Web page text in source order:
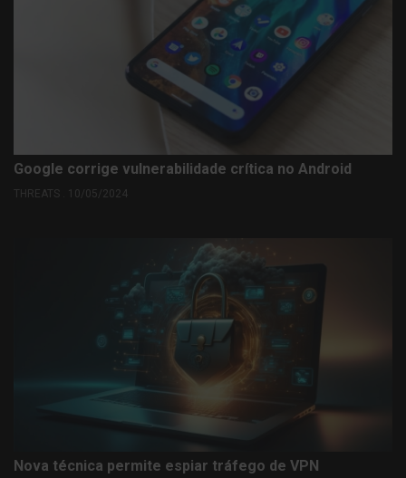
Google corrige vulnerabilidade crítica no Android
THREATS . 10/05/2024
Nova técnica permite espiar tráfego de VPN